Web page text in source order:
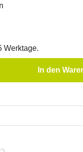
Werktage.
In den